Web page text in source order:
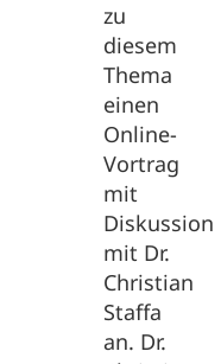
zu
diesem
Thema
einen
Online-
Vortrag
mit
Diskussion
mit Dr.
Christian
Staffa
an. Dr.